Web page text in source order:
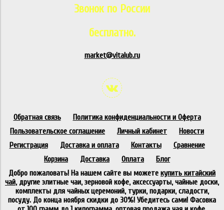
Звонок по России
бесплатно.
market@vitalub.ru
Обратная связь
Политика конфиденциальности и Оферта
Пользовательское соглашение
Личный кабинет
Новости
Регистрация
Доставка и оплата Контакты
Сравнение
Корзина
Доставка Оплата
Блог
Добро пожаловать! На нашем сайте вы можете купить китайский
чай, другие элитные чаи, зерновой кофе, аксессуарты, чайные доски,
комплекты для чайных церемоний, турки, подарки, сладости,
посуду. До конца ноября скидки до 30%! Убедитесь сами! Фасовка